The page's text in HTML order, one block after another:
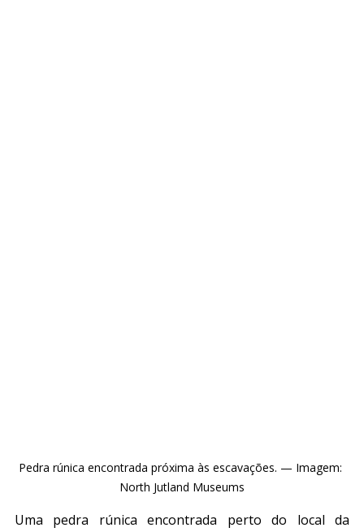
Pedra rúnica encontrada próxima às escavações. — Imagem:
North Jutland Museums
Uma pedra rúnica encontrada perto do local da